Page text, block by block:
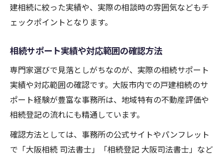
建相続に絞った実績や、実際の相談時の雰囲気などもチ
ェックポイントとなります。
相続サポート実績や対応範囲の確認方法
専門家選びで見落としがちなのが、実際の相続サポート
実績や対応範囲の確認です。大阪市内での戸建相続のサ
ポート経験が豊富な事務所は、地域特有の不動産評価や
相続登記の流れにも精通しています。
確認方法としては、事務所の公式サイトやパンフレット
で「大阪相続 司法書士」「相続登記 大阪司法書士」など